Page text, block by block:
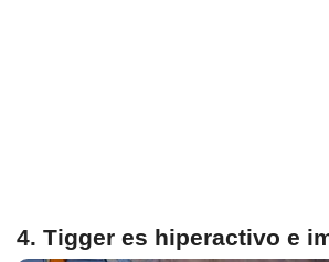
4. Tigger es hiperactivo e